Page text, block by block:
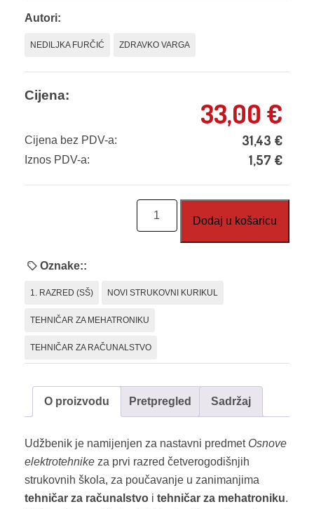
Autori:
NEDILJKA FURČIĆ ZDRAVKO VARGA
Cijena:
33,00 €
Cijena bez PDV-a: 31,43 €
Iznos PDV-a: 1,57 €
elektrotehnike,
udžbenik
Dodaj u košaricu
Oznake::
1. RAZRED (SŠ) NOVI STRUKOVNI KURIKUL
TEHNIČAR ZA MEHATRONIKU
TEHNIČAR ZA RAČUNALSTVO
O proizvodu Pretpregled Sadržaj
Udžbenik je namijenjen za nastavni predmet Osnove
elektrotehnike za prvi razred četverogodišnjih
strukovnih škola, za poučavanje u zanimanjima
tehničar za računalstvo i tehničar za mehatroniku.